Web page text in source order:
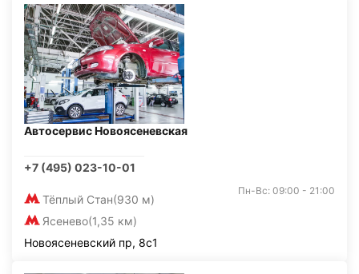
Автосервис Новоясеневская
+7 (495) 023-10-01
Тёплый Стан(930 м)
Ясенево(1,35 км)
Пн-Вс: 09:00 - 21:00
Новоясеневский пр, 8с1